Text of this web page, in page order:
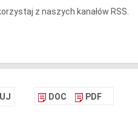
z naszych kanałów RSS.
DOC PDF